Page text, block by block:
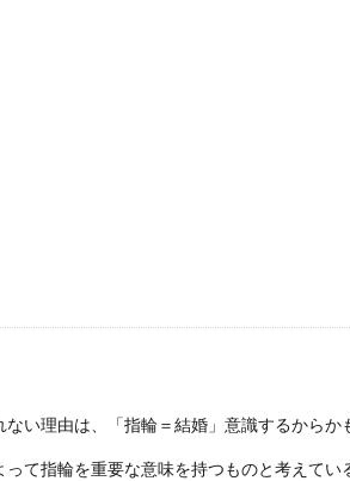
指輪はつける場所で意味が
ない理由は、「指輪＝結婚」意識するからか
って指輪を重要な意味を持つものと考えてい